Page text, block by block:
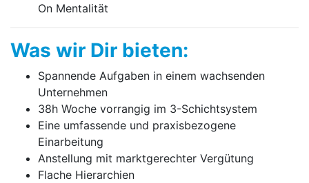
On Mentalität
Was wir Dir bieten:
Spannende Aufgaben in einem wachsenden
Unternehmen
38h Woche vorrangig im 3-Schichtsystem
Eine umfassende und praxisbezogene
Einarbeitung
Anstellung mit marktgerechter Vergütung
Flache Hierarchien